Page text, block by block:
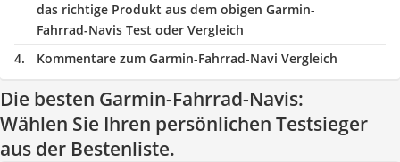
das richtige Produkt aus dem obigen Garmin-
Fahrrad-Navis Test oder Vergleich
Kommentare zum Garmin-Fahrrad-Navi Vergleich
Die besten Garmin-Fahrrad-Navis:
Wählen Sie Ihren persönlichen Testsieger
aus der Bestenliste.